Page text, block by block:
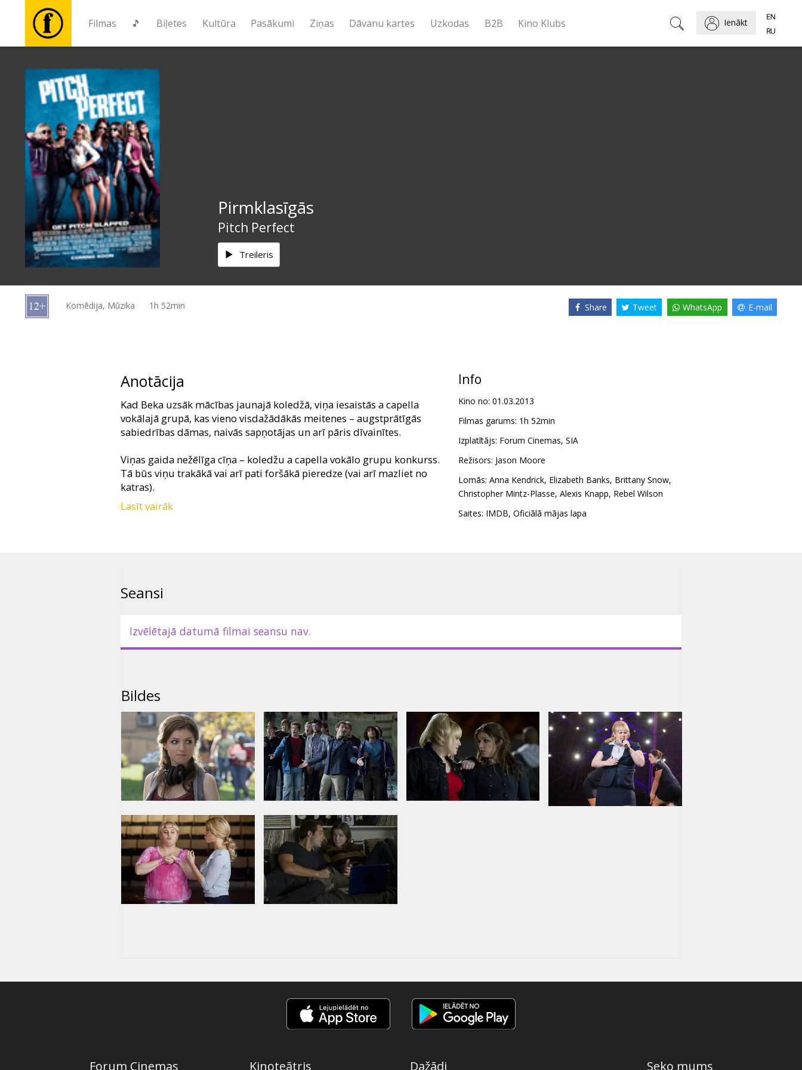
Filmas 🎵 Biļetes Kultūra Pasākumi Ziņas Dāvanu kartes Uzkodas B2B Kino Klubs Ienākt
Biļetes
Kultūra
Pasākumi
Ziņas
kartes
Pirmklasīgās
Pitch Perfect
Treileris
Komēdija, Mūzika 1h 52min Share Tweet WhatsApp E-mail
Anotācija
Kad Beka uzsāk mācības jaunajā koledžā, viņa iesaistās a capella
vokālajā grupā, kas vieno visdažādākās meitenes – augstprātīgās
sabiedrības dāmas, naivās sapņotājas un arī pāris dīvainītes.
Viņas gaida nežēlīga cīņa – koledžu a capella vokālo grupu konkurss.
Tā būs viņu trakākā vai arī pati foršākā pieredze (vai arī mazliet no
katras).
No popmūzikas klasikas jaunā izpildījumā līdz mūsdienu hītiem,
Lasīt vairāk
Info
Kino no: 01.03.2013
Filmas garums: 1h 52min
Izplatītājs: Forum Cinemas, SIA
Režisors: Jason Moore
Lomās: Anna Kendrick, Elizabeth Banks, Brittany Snow,
Christopher Mintz-Plasse, Alexis Knapp, Rebel Wilson
Saites: IMDB, Oficiālā mājas lapa
Seansi
Izvēlētajā datumā filmai seansu nav.
Bildes
Forum Cinemas Kinoteātris Dažādi Seko mums